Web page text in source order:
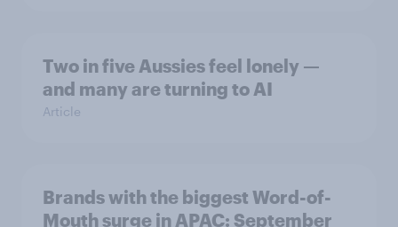
Two in five Aussies feel lonely —
and many are turning to AI
Article
Brands with the biggest Word-of-
Mouth surge in APAC: September